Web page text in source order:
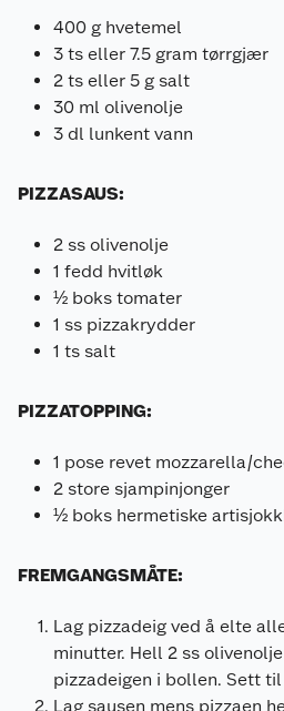
400 g hvetemel
3 ts eller 7.5 gram tørrgjær
2 ts eller 5 g salt
30 ml olivenolje
3 dl lunkent vann
PIZZASAUS:
2 ss olivenolje
1 fedd hvitløk
½ boks tomater
1 ss pizzakrydder
1 ts salt
PIZZATOPPING:
1 pose revet mozzarella/
2 store sjampinjonger
½ boks hermetiske
FREMGANGSMÅTE:
Lag pizzadeig ved å elte
minutter. Hell 2 ss
pizzadeigen i bollen. Sett til
Lag sausen mens pizzaen